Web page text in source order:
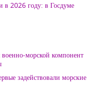
в 2026 году: в Госдуме
военно-морской компонент
задействовали морские